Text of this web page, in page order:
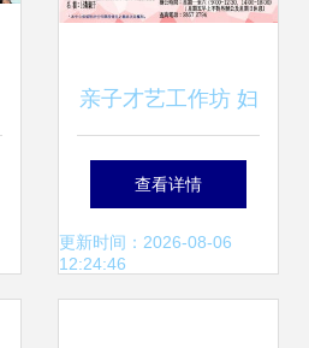
亲子才艺工作坊 妇
联家庭服务中心的
家庭服务新篇章
查看详情
更新时间：2026-08-06
12:24:46